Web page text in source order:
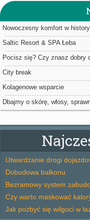
Nowoczesny komfort w
Saltic Resort & SPA Łeba
Pocisz się? Czy znasz dobry
City break
Kolagenowe wsparcie
Dbajmy o skórę, włosy,
Utwardzanie drogi
Dobudowa balkonu
Bezramowy system
Czy warto maskować
Jak pozbyć się wilgoci w